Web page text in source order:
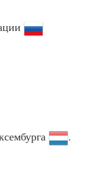
.